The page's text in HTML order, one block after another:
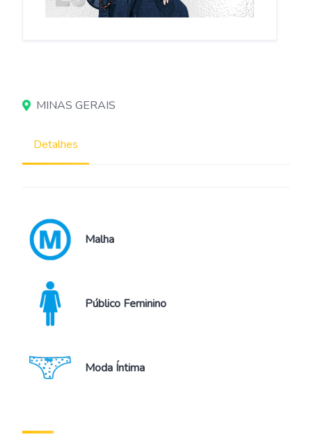
MINAS GERAIS
Detalhes
Malha
Público Feminino
Moda Íntima